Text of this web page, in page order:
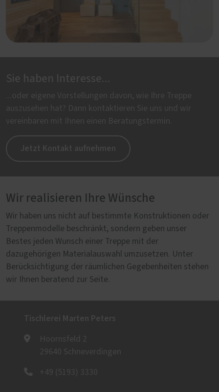
Sie haben Interesse...
...oder eigene Vorstellungen davon, wie Ihre Treppe
auszusehen hat? Dann kontaktieren Sie uns und wir
vereinbaren mit Ihnen einen Beratungstermin.
Jetzt Kontakt aufnehmen
Wir realisieren Ihre Wünsche
Wir haben uns nicht auf bestimmte Konstruktionen oder
Treppenmodelle beschränkt, sondern geben unser
Bestes jeden Wunsch einer Treppe mit der
dazugehörigen Materialauswahl umzusetzen. Unter
Berücksichtigung der räumlichen Gegebenheiten stehen
wir Ihnen beratend zur Seite.
Tischlerei Marten Peters
Hoornsfeld 2
29640 Schneverdingen
+49 (5193) 3330